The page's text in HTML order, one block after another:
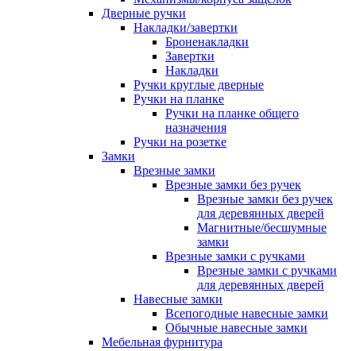
Дверные ручки
Накладки/завертки
Броненакладки
Завертки
Накладки
Ручки круглые дверные
Ручки на планке
Ручки на планке общего
назначения
Ручки на розетке
Замки
Врезные замки
Врезные замки без ручек
Врезные замки без ручек
для деревянных дверей
Магнитные/бесшумные
замки
Врезные замки с ручками
Врезные замки с ручками
для деревянных дверей
Навесные замки
Всепогодные навесные замки
Обычные навесные замки
Мебельная фурнитура